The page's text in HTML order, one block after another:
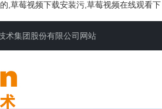
,草莓视频下载安装污,草莓视频在线观看下
术集团股份有限公司网站